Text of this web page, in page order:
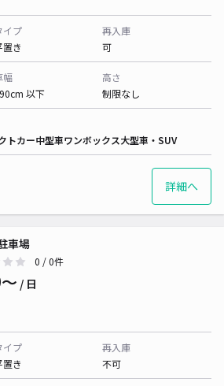
イプ
置き
再入庫
可
幅
以下
高さ
制限なし
トカー中型車ワンボックス大型車・SUV
詳細へ
車場
0 / 0件
/ 日
イプ
置き
再入庫
不可